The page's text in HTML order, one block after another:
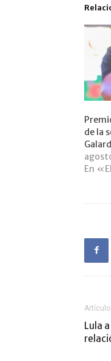
de la
En
Lula